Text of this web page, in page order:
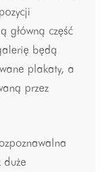
główną część
będą
plakaty, a
przez
duże